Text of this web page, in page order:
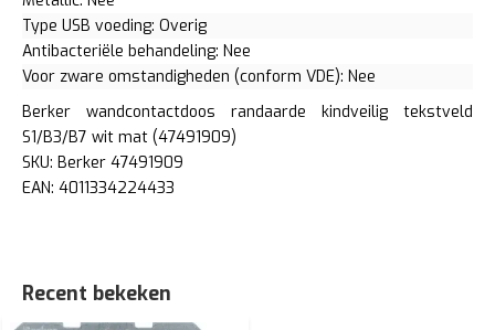
Type USB voeding: Overig
Antibacteriële behandeling: Nee
Voor zware omstandigheden (conform VDE): Nee
Berker wandcontactdoos randaarde kindveilig tekstveld
S1/B3/B7 wit mat (47491909)
SKU: Berker 47491909
EAN: 4011334224433
Recent bekeken